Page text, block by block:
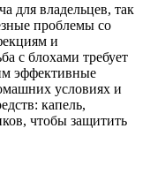
для владельцев, так
проблемы со
и
с блохами требует
эффективные
условиях и
капель,
чтобы защитить